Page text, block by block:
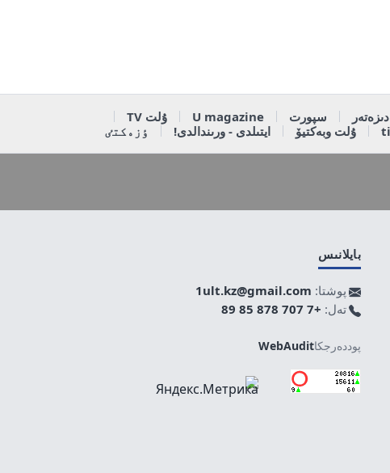
دىزەتەر سپورت U magazine
ۇلت TV
ۇلت وبەكتيۆ ايتىلدى - ورىندالدى! ٶزەكتٸ
بايلانىس
پوشتا: 1ult.kz@gmail.com
تەل: +7 707 878 85 89
پوددەرجكاWebAudit